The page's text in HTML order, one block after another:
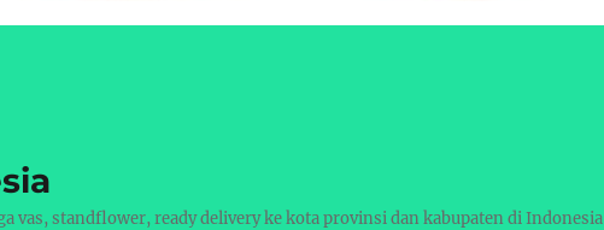
vas, standflower, ready delivery ke kota provinsi dan kabupaten di Indonesia